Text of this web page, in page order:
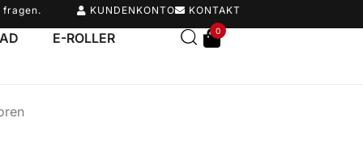
fragen. KUNDENKONTO KONTAKT
E-ROLLER 0